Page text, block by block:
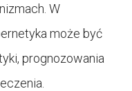
W
może być
prognozowania